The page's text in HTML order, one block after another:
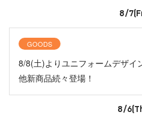
8/
GOODS
8/8(土)よりユニフォームデザイ
他新商品続々登場！
8/